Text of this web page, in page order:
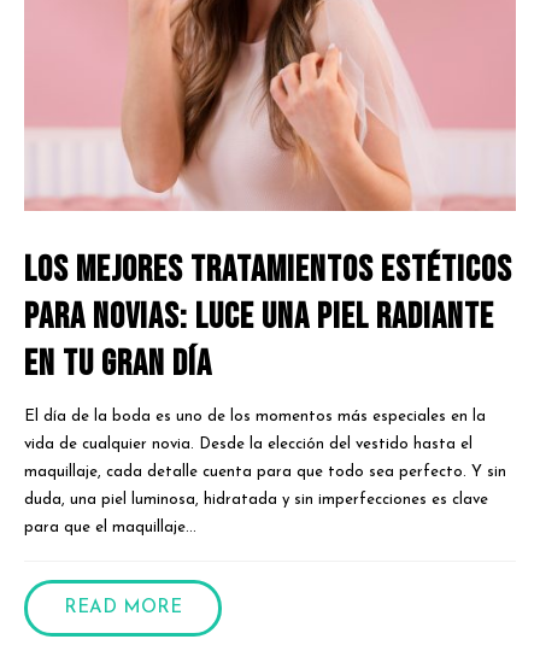
Los Mejores Tratamientos Estéticos
para Novias: Luce una Piel Radiante
en tu Gran Día
El día de la boda es uno de los momentos más especiales en la
vida de cualquier novia. Desde la elección del vestido hasta el
maquillaje, cada detalle cuenta para que todo sea perfecto. Y sin
duda, una piel luminosa, hidratada y sin imperfecciones es clave
para que el maquillaje...
READ MORE